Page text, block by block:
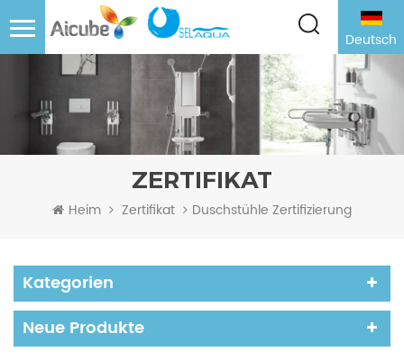
Deutsch
ZERTIFIKAT
Heim Zertifikat Duschstühle Zertifizierung
Kategorien
Neue Produkte